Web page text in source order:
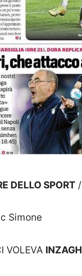
DELLO SPORT
Simone
VOLEVA